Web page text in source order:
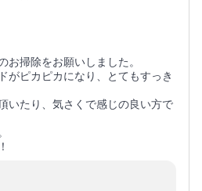
お掃除をお願いしました。
がピカピカになり、とてもすっき
いたり、気さくで感じの良い方で